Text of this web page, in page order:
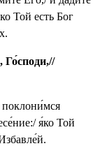
Той есть Бог
Го́споди,//
я́ко Той